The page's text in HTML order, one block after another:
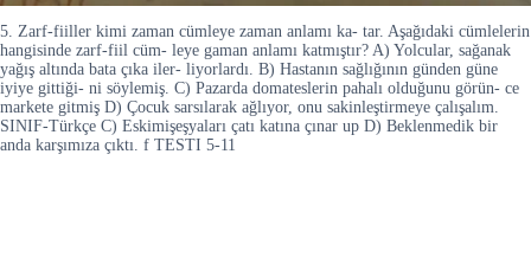
5. Zarf-fiiller kimi zaman cümleye zaman anlamı ka- tar. Aşağıdaki cümlelerin
hangisinde zarf-fiil cüm- leye gaman anlamı katmıştır? A) Yolcular, sağanak
yağış altında bata çıka iler- liyorlardı. B) Hastanın sağlığının günden güne
iyiye gittiği- ni söylemiş. C) Pazarda domateslerin pahalı olduğunu görün- ce
markete gitmiş D) Çocuk sarsılarak ağlıyor, onu sakinleştirmeye çalışalım.
SINIF-Türkçe C) Eskimişeşyaları çatı katına çınar up D) Beklenmedik bir
anda karşımıza çıktı. f TESTI 5-11